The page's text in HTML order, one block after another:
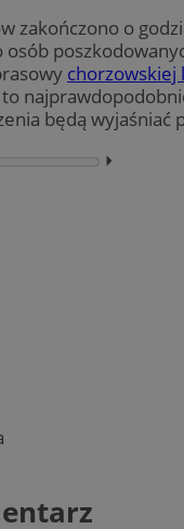
zakończono o
osób
chorzowskiej
będą wyjaśniać
⏵︎